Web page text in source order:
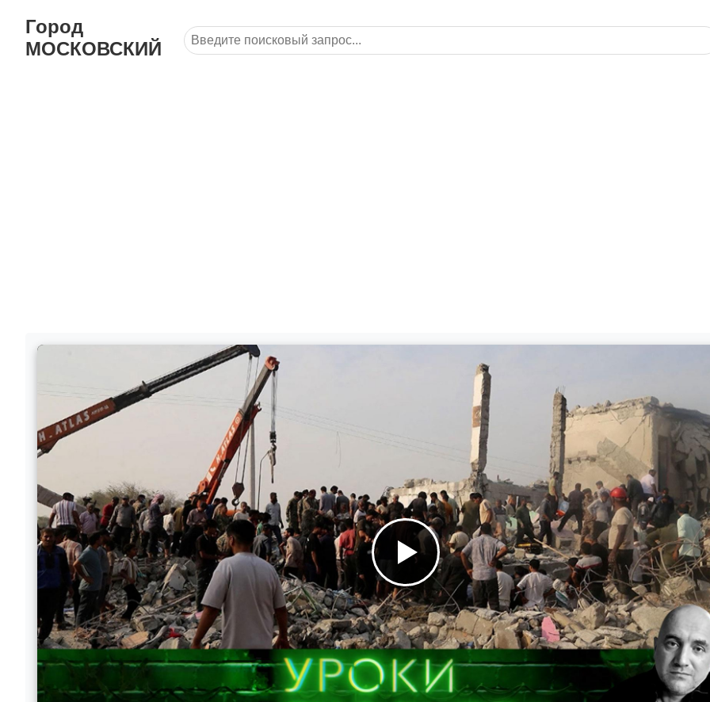
Город
МОСКОВСКИЙ